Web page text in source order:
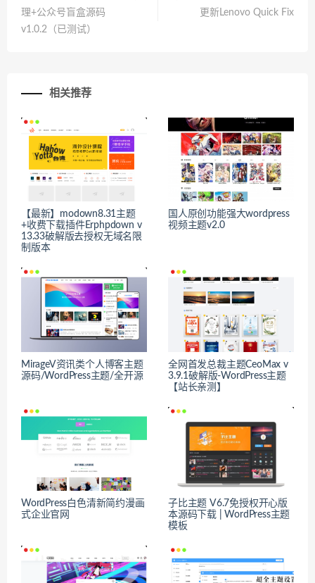
理+公众号盲盒源码
v1.0.2（已测试）
更新Lenovo Quick Fix
相关推荐
【最新】modown8.31主题
+收费下载插件Erphpdown v
13.33破解版去授权无域名限
制版本
国人原创功能强大wordpress
视频主题v2.0
MirageV资讯类个人博客主题
源码/WordPress主题/全开源
全网首发总裁主题CeoMax v
3.9.1破解版-WordPress主题
【站长亲测】
WordPress白色清新简约漫画
式企业官网
子比主题 V6.7免授权开心版
本源码下载 | WordPress主题
模板